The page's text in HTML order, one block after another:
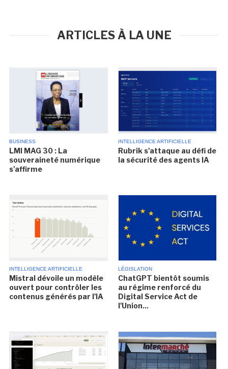
ARTICLES À LA UNE
BUSINESS
LMI MAG 30 : La
souveraineté numérique
s'affirme
INTELLIGENCE ARTIFICIELLE
Rubrik s'attaque au défi de
la sécurité des agents IA
INTELLIGENCE ARTIFICIELLE
Mistral dévoile un modèle
ouvert pour contrôler les
contenus générés par l'IA
LÉGISLATION
ChatGPT bientôt soumis
au régime renforcé du
Digital Service Act de
l'Union...